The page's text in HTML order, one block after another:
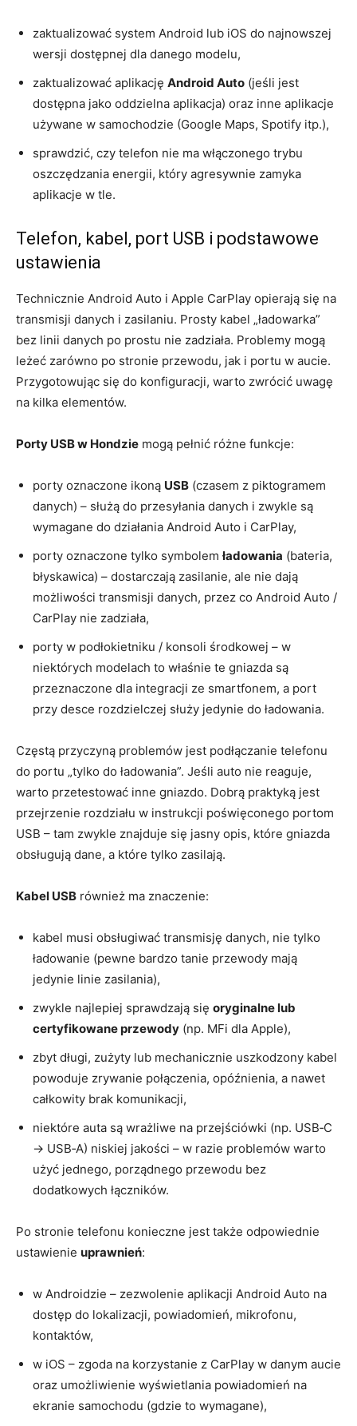
zaktualizować system Android lub iOS do najnowszej
wersji dostępnej dla danego modelu,
zaktualizować aplikację Android Auto (jeśli jest
dostępna jako oddzielna aplikacja) oraz inne aplikacje
używane w samochodzie (Google Maps, Spotify itp.),
sprawdzić, czy telefon nie ma włączonego trybu
oszczędzania energii, który agresywnie zamyka
aplikacje w tle.
Telefon, kabel, port USB i podstawowe
ustawienia
Technicznie Android Auto i Apple CarPlay opierają się na
transmisji danych i zasilaniu. Prosty kabel „ładowarka”
bez linii danych po prostu nie zadziała. Problemy mogą
leżeć zarówno po stronie przewodu, jak i portu w aucie.
Przygotowując się do konfiguracji, warto zwrócić uwagę
na kilka elementów.
Porty USB w Hondzie mogą pełnić różne funkcje:
porty oznaczone ikoną USB (czasem z piktogramem
danych) – służą do przesyłania danych i zwykle są
wymagane do działania Android Auto i CarPlay,
porty oznaczone tylko symbolem ładowania (bateria,
błyskawica) – dostarczają zasilanie, ale nie dają
możliwości transmisji danych, przez co Android Auto /
CarPlay nie zadziała,
porty w podłokietniku / konsoli środkowej – w
niektórych modelach to właśnie te gniazda są
przeznaczone dla integracji ze smartfonem, a port
przy desce rozdzielczej służy jedynie do ładowania.
Częstą przyczyną problemów jest podłączanie telefonu
do portu „tylko do ładowania”. Jeśli auto nie reaguje,
warto przetestować inne gniazdo. Dobrą praktyką jest
przejrzenie rozdziału w instrukcji poświęconego portom
USB – tam zwykle znajduje się jasny opis, które gniazda
obsługują dane, a które tylko zasilają.
Kabel USB również ma znaczenie:
kabel musi obsługiwać transmisję danych, nie tylko
ładowanie (pewne bardzo tanie przewody mają
jedynie linie zasilania),
zwykle najlepiej sprawdzają się oryginalne lub
certyfikowane przewody (np. MFi dla Apple),
zbyt długi, zużyty lub mechanicznie uszkodzony kabel
powoduje zrywanie połączenia, opóźnienia, a nawet
całkowity brak komunikacji,
niektóre auta są wrażliwe na przejściówki (np. USB‑C
→ USB‑A) niskiej jakości – w razie problemów warto
użyć jednego, porządnego przewodu bez
dodatkowych łączników.
Po stronie telefonu konieczne jest także odpowiednie
ustawienie uprawnień:
w Androidzie – zezwolenie aplikacji Android Auto na
dostęp do lokalizacji, powiadomień, mikrofonu,
kontaktów,
w iOS – zgoda na korzystanie z CarPlay w danym aucie
oraz umożliwienie wyświetlania powiadomień na
ekranie samochodu (gdzie to wymagane),